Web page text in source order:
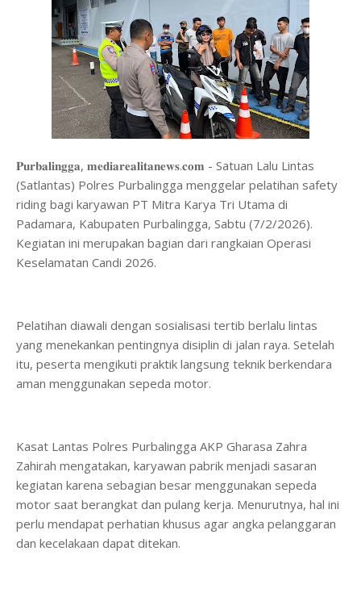
𝐏𝐮𝐫𝐛𝐚𝐥𝐢𝐧𝐠𝐠𝐚, 𝐦𝐞𝐝𝐢𝐚𝐫𝐞𝐚𝐥𝐢𝐭𝐚𝐧𝐞𝐰𝐬.𝐜𝐨𝐦 - Satuan Lalu Lintas
(Satlantas) Polres Purbalingga menggelar pelatihan safety
riding bagi karyawan PT Mitra Karya Tri Utama di
Padamara, Kabupaten Purbalingga, Sabtu (7/2/2026).
Kegiatan ini merupakan bagian dari rangkaian Operasi
Keselamatan Candi 2026.
Pelatihan diawali dengan sosialisasi tertib berlalu lintas
yang menekankan pentingnya disiplin di jalan raya. Setelah
itu, peserta mengikuti praktik langsung teknik berkendara
aman menggunakan sepeda motor.
Kasat Lantas Polres Purbalingga AKP Gharasa Zahra
Zahirah mengatakan, karyawan pabrik menjadi sasaran
kegiatan karena sebagian besar menggunakan sepeda
motor saat berangkat dan pulang kerja. Menurutnya, hal ini
perlu mendapat perhatian khusus agar angka pelanggaran
dan kecelakaan dapat ditekan.